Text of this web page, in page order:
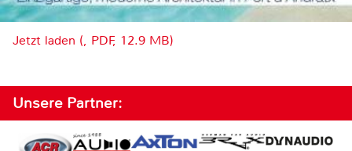
Jetzt laden (, PDF, 12.9 MB)
Unsere Partner: